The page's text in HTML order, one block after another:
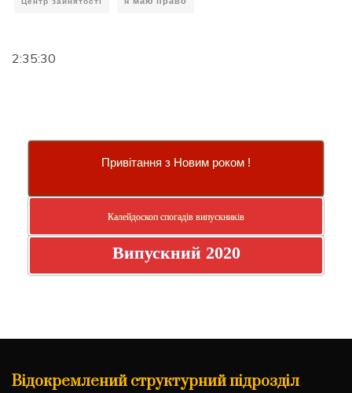
2:35:31
Привітання з Новим роком !
Калейдоскоп спогадів випускників
Випускний 2020
Відокремлений структурний підрозділ